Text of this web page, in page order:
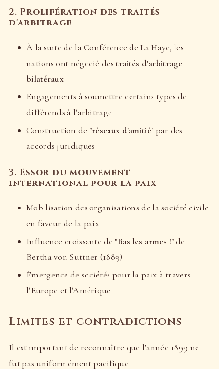
2. Prolifération des traités
d'arbitrage
À la suite de la Conférence de La Haye, les
nations ont négocié destraités d'arbitrage
bilatéraux
Engagements à soumettre certains types de
différends à l'arbitrage
Construction de "réseaux d'amitié" par des
accords juridiques
3. Essor du mouvement
international pour la paix
Mobilisation des organisations de la société civile
en faveur de la paix
Influence croissante de "Bas les armes !" de
Bertha von Suttner (1889)
Émergence de sociétés pour la paix à travers
l'Europe et l'Amérique
Limites et contradictions
Il est important de reconnaître que l'année 1899 ne
fut pas uniformément pacifique :